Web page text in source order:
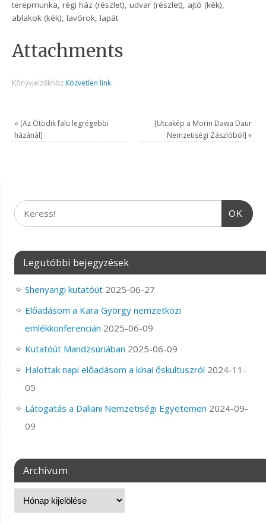
terepmunka, régi ház (részlet), udvar (részlet), ajtó (kék),
ablakok (kék), lavórok, lapát
Attachments
Könyvjelzőkhöz Közvetlen link.
« [Az Ötödik falu legrégebbi
házánál]
[Utcakép a Morin Dawa Daur
Nemzetiségi Zászlóból] »
OK
Legutóbbi bejegyzések
Shenyangi kutatóút 2025-06-27
Előadásom a Kara György nemzetközi
emlékkonferencián 2025-06-09
Kutatóút Mandzsúriában 2025-06-09
Halottak napi előadásom a kínai őskultuszról 2024-11-
05
Látogatás a Daliani Nemzetiségi Egyetemen 2024-09-
09
Archívum